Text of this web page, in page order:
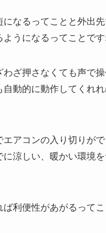
になるってことと外出
うになるってことです
わざ押さなくても声で
自動的に動作してくれ
エアコンの入り切りが
に涼しい、暖かい環境
ば利便性があがるって